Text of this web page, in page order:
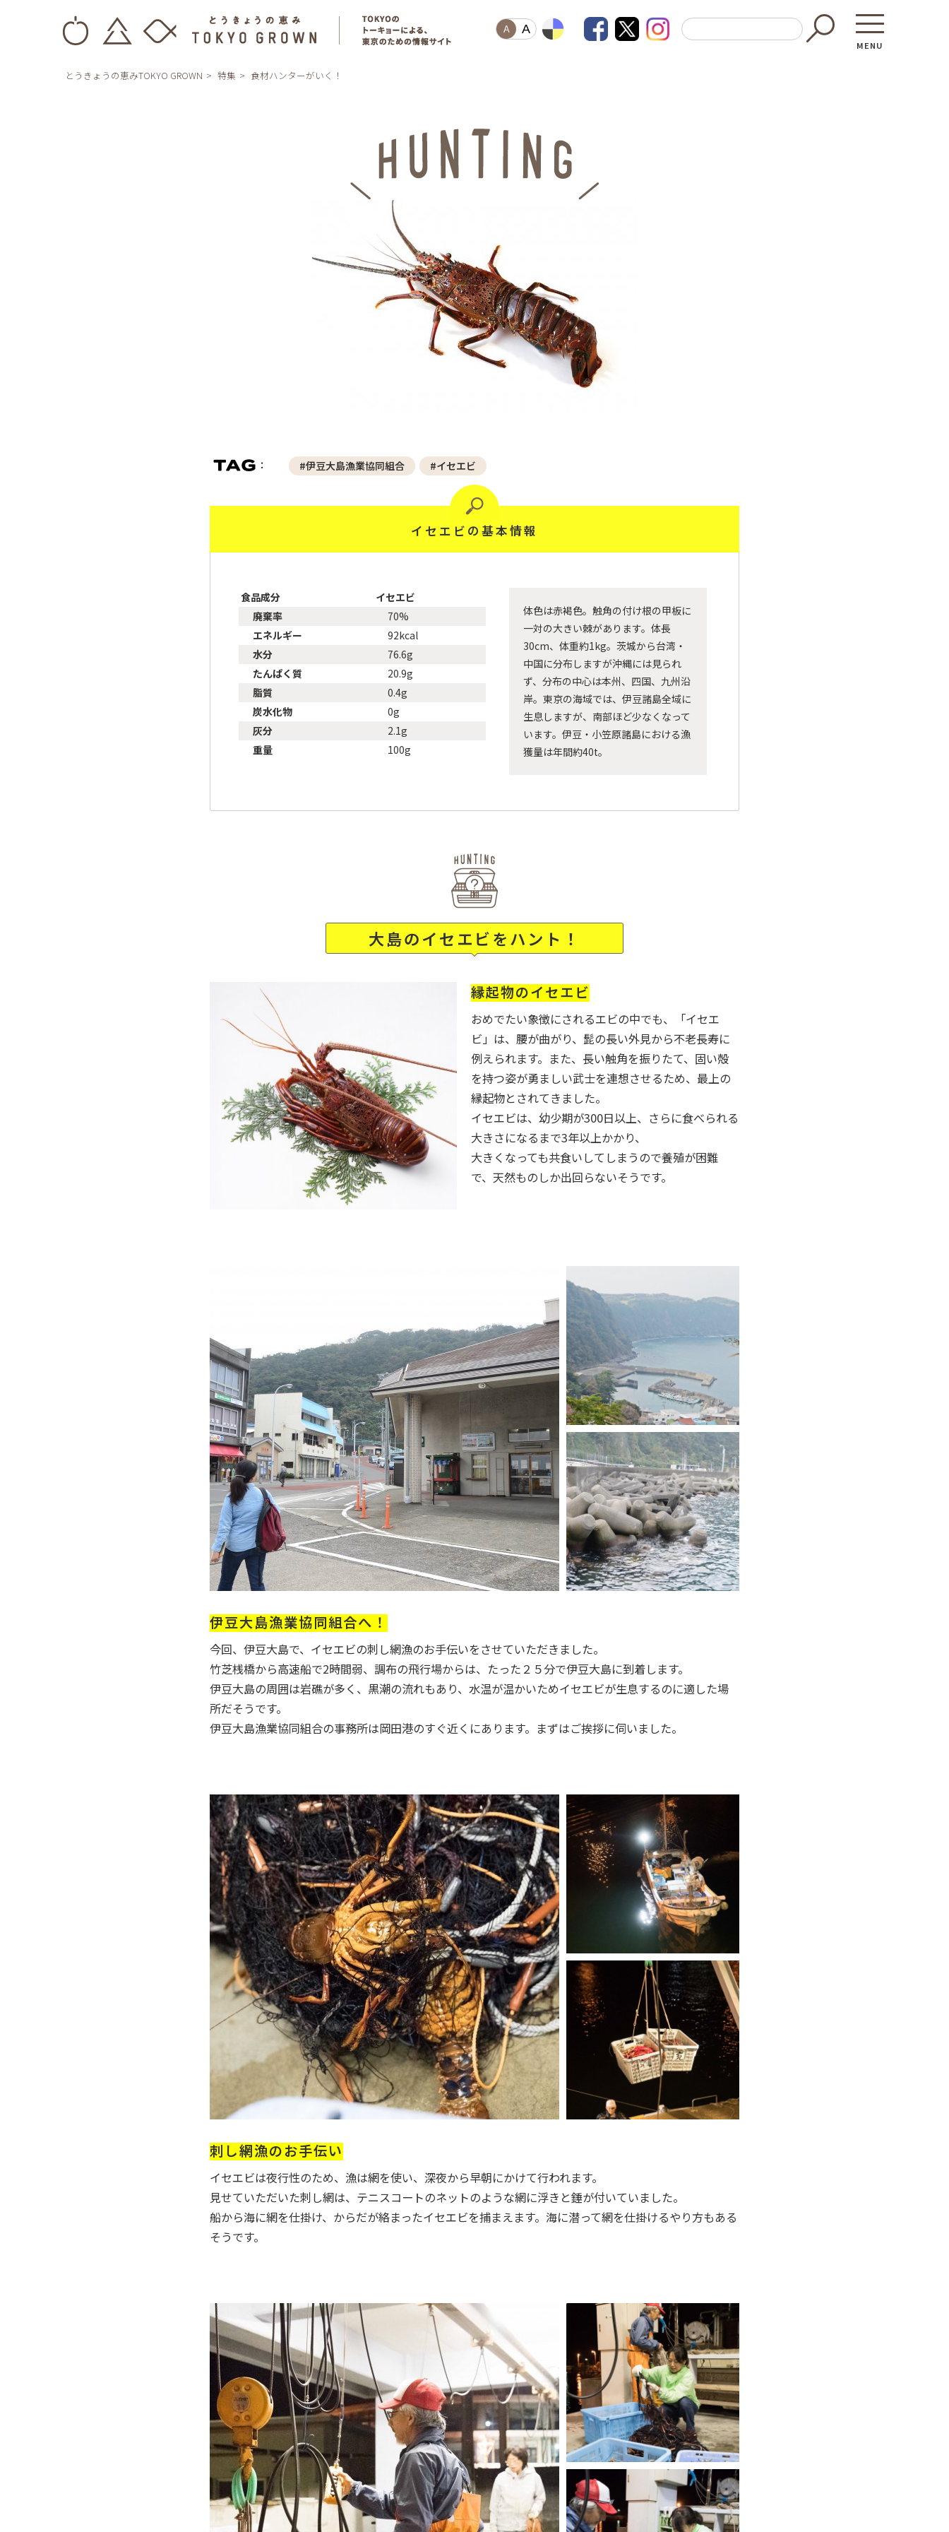
A A
MENU
とうきょうの恵みTOKYO GROWN 特集 食材ハンターがいく！
#伊豆大島漁業協同組合 #イセエビ
イセエビの基本情報
食品成分
イセエビ
廃棄率
70%
エネルギー
92kcal
水分
76.6g
たんぱく質
20.9g
脂質
0.4g
炭水化物
0g
灰分
2.1g
重量
100g
体色は赤褐色。触角の付け根の甲板に
一対の大きい棘があります。体長
30cm、体重約1kg。茨城から台湾・
中国に分布しますが沖縄には見られ
ず、分布の中心は本州、四国、九州沿
岸。東京の海域では、伊豆諸島全域に
生息しますが、南部ほど少なくなって
います。伊豆・小笠原諸島における漁
獲量は年間約40t。
大島のイセエビをハント！
縁起物のイセエビ
おめでたい象徴にされるエビの中でも、「イセエ
ビ」は、腰が曲がり、髭の長い外見から不老長寿に
例えられます。また、長い触角を振りたて、固い殻
を持つ姿が勇ましい武士を連想させるため、最上の
縁起物とされてきました。
イセエビは、幼少期が300日以上、さらに食べられる
大きさになるまで3年以上かかり、
大きくなっても共食いしてしまうので養殖が困難
で、天然ものしか出回らないそうです。
伊豆大島漁業協同組合へ！
今回、伊豆大島で、イセエビの刺し網漁のお手伝いをさせていただきました。
竹芝桟橋から高速船で2時間弱、調布の飛行場からは、たった２５分で伊豆大島に到着します。
伊豆大島の周囲は岩礁が多く、黒潮の流れもあり、水温が温かいためイセエビが生息するのに適した場
所だそうです。
伊豆大島漁業協同組合の事務所は岡田港のすぐ近くにあります。まずはご挨拶に伺いました。
刺し網漁のお手伝い
イセエビは夜行性のため、漁は網を使い、深夜から早朝にかけて行われます。
見せていただいた刺し網は、テニスコートのネットのような網に浮きと錘が付いていました。
船から海に網を仕掛け、からだが絡まったイセエビを捕まえます。海に潜って網を仕掛けるやり方もある
そうです。